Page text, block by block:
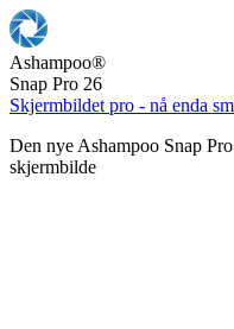
Ashampoo®
Snap Pro 26
Skjermbildet pro - nå enda
Den nye Ashampoo Snap
skjermbilde